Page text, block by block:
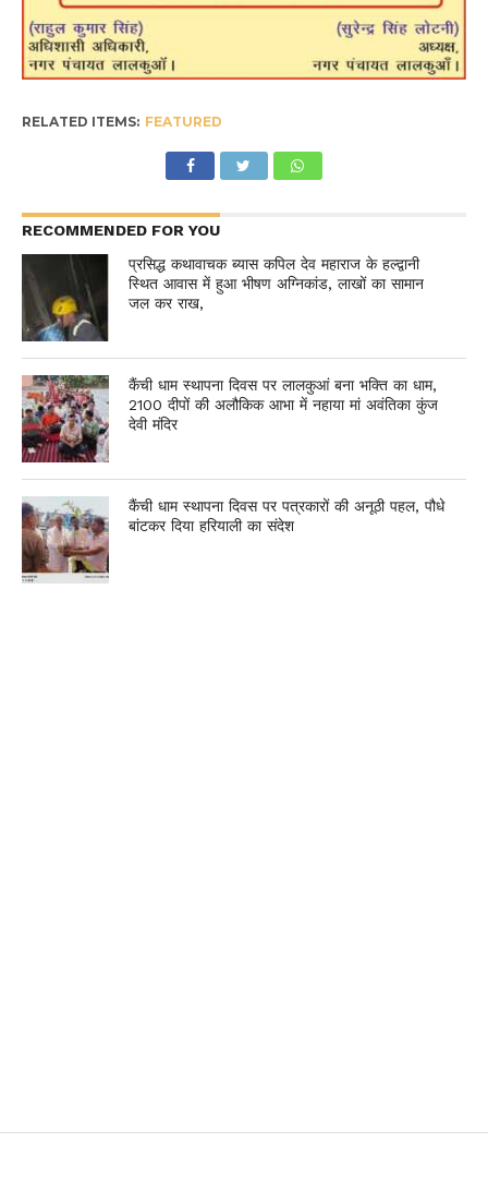
RELATED ITEMS: FEATURED
RECOMMENDED FOR YOU
प्रसिद्ध कथावाचक ब्यास कपिल देव महाराज के हल्द्वानी
स्थित आवास में हुआ भीषण अग्निकांड, लाखों का सामान
जल कर राख,
कैंची धाम स्थापना दिवस पर लालकुआं बना भक्ति का धाम,
2100 दीपों की अलौकिक आभा में नहाया मां अवंतिका कुंज
देवी मंदिर
कैंची धाम स्थापना दिवस पर पत्रकारों की अनूठी पहल, पौधे
बांटकर दिया हरियाली का संदेश